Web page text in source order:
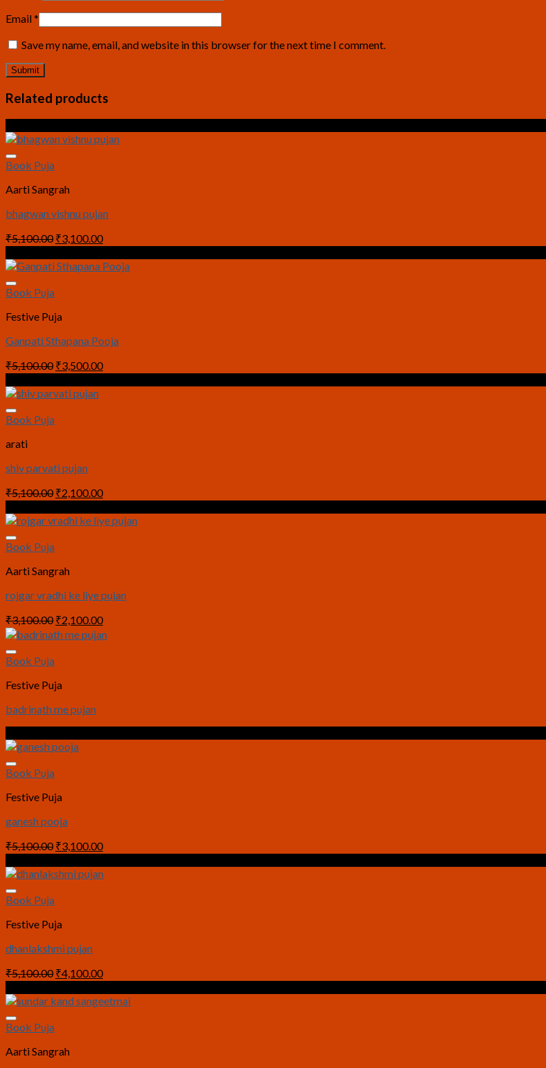
Email*
Save my name, email, and website in this browser for the next time I comment.
Related products
Book Puja
Aarti Sangrah
bhagwan vishnu pujan
₹5,100.00 Original
price
was:
₹5,100.00.
₹3,100.00Current
price
is:
₹3,100.00.
Book Puja
Festive Puja
Ganpati Sthapana Pooja
₹5,100.00 Original
price
was:
₹5,100.00.
₹3,500.00Current
price
is:
Book Puja
arati
shiv parvati pujan
₹5,100.00 Original
price
was:
₹5,100.00.
₹2,100.00Current
price
is:
₹2,100.00.
Book Puja
Aarti Sangrah
rojgar vradhi ke liye pujan
₹3,100.00 Original
price
was:
₹2,100.00Current
price
is:
Book Puja
Festive Puja
badrinath me pujan
Book Puja
Festive Puja
ganesh pooja
₹5,100.00 Original
price
was:
₹5,100.00.
₹3,100.00Current
price
is:
Book Puja
Festive Puja
dhanlakshmi pujan
₹5,100.00 Original
price
was:
₹5,100.00.
₹4,100.00Current
price
is:
Book Puja
Aarti Sangrah